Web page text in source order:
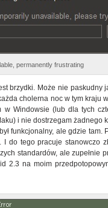
permanently frustrating
brzydki. Może nie
cholerna noc w tym kraju
w Windowsie (lub dla tych
i nie dostrzegam żadnego
funkcjonalny, ale gdzie tam.
do tego pracuje stanowczo
standardów, ale zupełnie
2.3 na moim